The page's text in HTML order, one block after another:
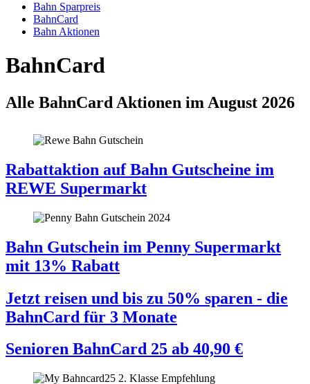
Bahn Sparpreis
BahnCard
Bahn Aktionen
BahnCard
Alle BahnCard Aktionen im August 2026
Rabattaktion auf Bahn Gutscheine im
REWE Supermarkt
Bahn Gutschein im Penny Supermarkt
mit 13% Rabatt
Jetzt reisen und bis zu 50% sparen - die
BahnCard für 3 Monate
Senioren BahnCard 25 ab 40,90 €